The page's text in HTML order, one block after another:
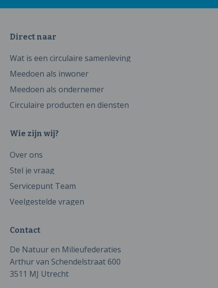
Direct naar
Wat is een circulaire samenleving
Meedoen als inwoner
Meedoen als ondernemer
Circulaire producten en diensten
Wie zijn wij?
Over ons
Stel je vraag
Servicepunt Team
Veelgestelde vragen
Contact
De Natuur en Milieufederaties
Arthur van Schendelstraat 600
3511 MJ Utrecht